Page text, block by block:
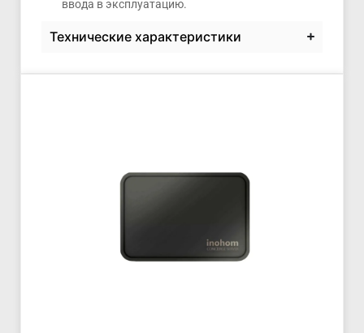
ввода в эксплуатацию.
Технические характеристики